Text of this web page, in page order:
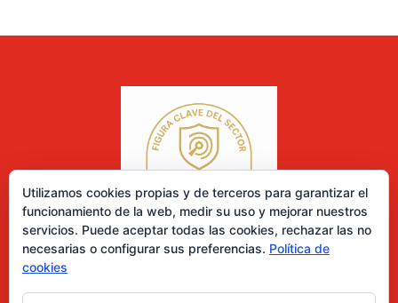
Utilizamos cookies propias y de terceros para garantizar el
funcionamiento de la web, medir su uso y mejorar nuestros
servicios. Puede aceptar todas las cookies, rechazar las no
necesarias o configurar sus preferencias. Política de
cookies